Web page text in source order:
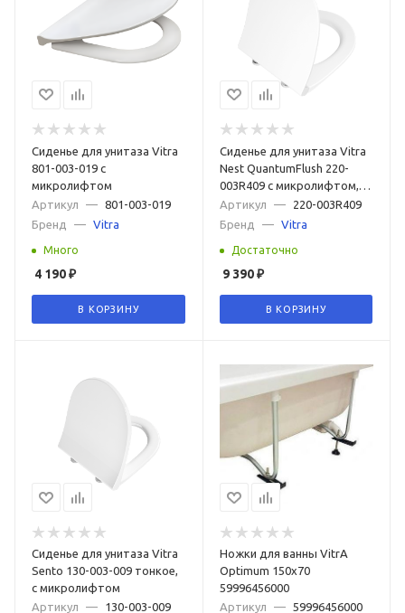
Сиденье для унитаза Vitra
801-003-019 с
микролифтом
Артикул
— 801-003-019
Бренд
— Vitra
Много
4 190₽
В КОРЗИНУ
Сиденье для унитаза Vitra
Nest QuantumFlush 220-
003R409 c микролифтом,
быстросъемное
Артикул —
220-003R409
Бренд
— Vitra
Достаточно
9 390₽
В КОРЗИНУ
Сиденье для унитаза Vitra
Sento 130-003-009 тонкое,
с микролифтом
Артикул
—
130-003-009
Ножки для ванны VitrA
Optimum 150х70
59996456000
Артикул
—
59996456000